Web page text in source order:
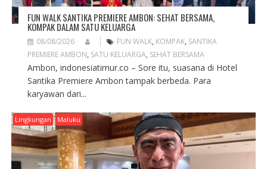
FUN WALK SANTIKA PREMIERE AMBON: SEHAT BERSAMA,
KOMPAK DALAM SATU KELUARGA
08/08/2026 FUN WALK, KOMPAK, SANTIKA
PREMIERE AMBON, SATU KELUARGA, SEHAT BERSAMA
Ambon, indonesiatimur.co – Sore itu, suasana di Hotel
Santika Premiere Ambon tampak berbeda. Para
karyawan dari...
Lingkungan Maluku